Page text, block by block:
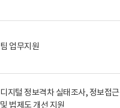
팀 업무지원
디지털 정보격차 실태조사, 정보접
및 법제도 개선 지원